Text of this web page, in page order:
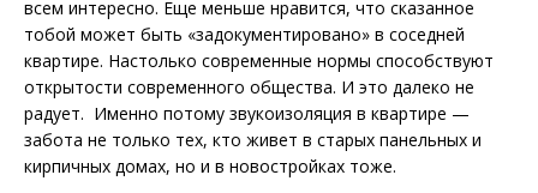
всем интересно. Еще меньше нравится, что сказанное
тобой может быть «задокументировано» в соседней
квартире. Настолько современные нормы способствуют
открытости современного общества. И это далеко не
радует. Именно потому звукоизоляция в квартире —
забота не только тех, кто живет в старых панельных и
кирпичных домах, но и в новостройках тоже.